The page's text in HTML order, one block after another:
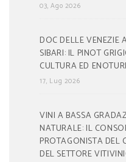
03, Ago 2026
DOC DELLE VENEZIE
SIBARI: IL PINOT
CULTURA ED
17, Lug 2026
VINI A BASSA
NATURALE: IL
PROTAGONISTA DEL
DEL SETTORE